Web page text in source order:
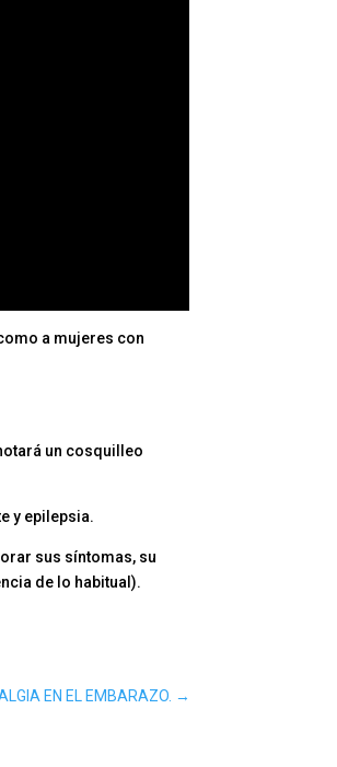
a mujeres con
un cosquilleo
y epilepsia.
sus síntomas, su
de lo habitual).
EN EL EMBARAZO. →